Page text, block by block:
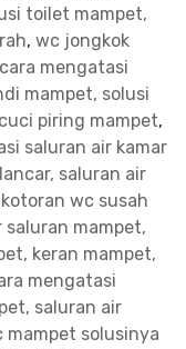
toilet mampet,
, wc jongkok
mengatasi
mampet, solusi
piring mampet,
saluran air kamar
saluran air
wc susah
saluran mampet,
keran mampet,
mengatasi
saluran air
solusinya